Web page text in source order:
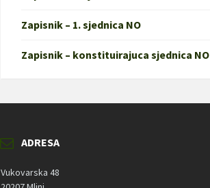
Zapisnik – 1. sjednica NO
Zapisnik – konstituirajuca sjednica NO
ADRESA
Vukovarska 48